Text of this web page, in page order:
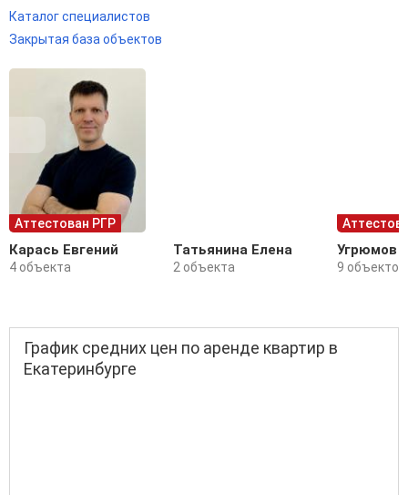
Каталог специалистов
Закрытая база объектов
Аттестован РГР
Карась Евгений
4 объекта
Татьянина Елена
2 объекта
Угрюмов
9 объектов
График средних цен по аренде квартир в
Екатеринбурге